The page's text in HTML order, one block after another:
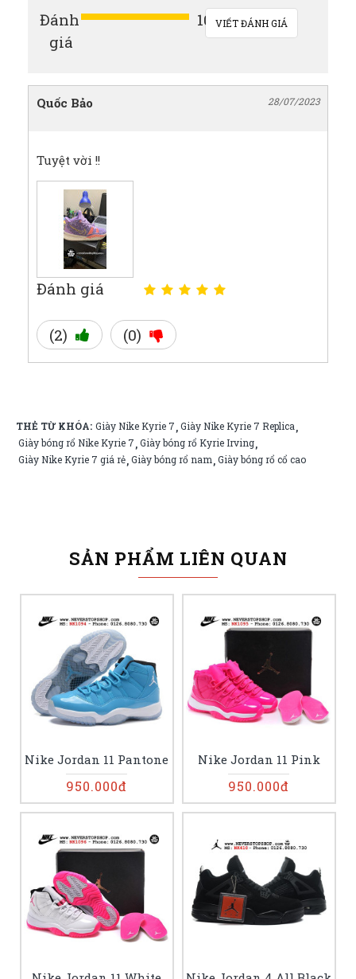
Đánh
giá
100%VIẾT ĐÁNH GIÁ
Quốc Bảo 28/07/2023
Tuyệt vời !!
Đánh giá
(2) (0)
THẺ TỪ KHÓA: Giày Nike Kyrie 7,Giày Nike Kyrie 7 Replica,
Giày bóng rổ Nike Kyrie 7,Giày bóng rổ Kyrie Irving,
Giày Nike Kyrie 7 giá rẻ,Giày bóng rổ nam,Giày bóng rổ cổ cao
SẢN PHẨM LIÊN QUAN
Nike Jordan 11 Pantone
950.000đ
Nike Jordan 11 Pink
950.000đ